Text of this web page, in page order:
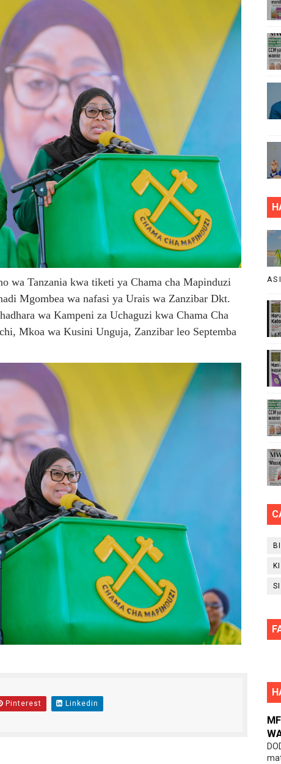
MWA TAASISI BORA ZA MIUNDOMBINU AFRIKA
sababu kuanzisha klabu ya uhamiaji
MAKUU YA CCM DODOMA
USALAMA, UHIFADHI WA MAZINGIRA
KWA KUWAWEZESHA WAKULIMA KUFIKIA MASOKO
NA HUDUMA ZA TADB KWA WAKULIMA
KUTHIBITISHA UBORA WA BIDHAA ZAO ARUSHA
VIPIMO: NAIBU WAZIRI MALIASILI APONGEZA
KUOMBA ALAMA YA UBORA MTANDAONI
ARIDHISHWA NA MABORESHO YA TEMESA
CHA FURSA ZA UWEKEZAJI KUPITIA MIRADI YA UBIA (PPP)
Kulinda Amani, Kuimarisha Kilimo na Ufugaji wa Kisasa
YA MWAKILISHI WA MWENYEKITI WA UWT TAIFA
UHAKIKA WA MAFUTA NCHINI
wa Tanzania kwa tiketi ya Chama cha Mapinduzi
Mgombea wa nafasi ya Urais wa Zanzibar Dkt.
wa Kampeni za Uchaguzi kwa Chama Cha
Mkoa wa Kusini Unguja, Zanzibar leo Septemba
Pinterest Linkedin